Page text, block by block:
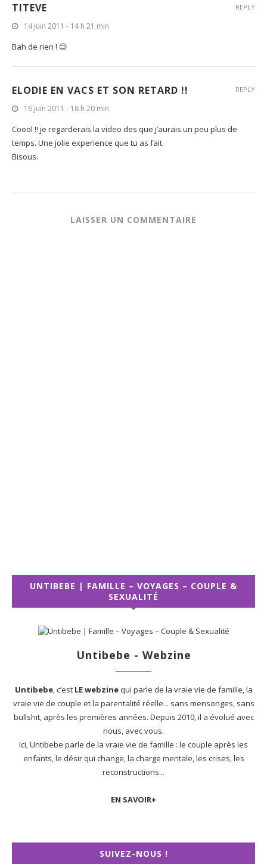
TITEVE
14 juin 2011 - 14 h 21 min
Bah de rien ! 😉
REPLY
ELODIE EN VACS ET SON RETARD !!
16 juin 2011 - 18 h 20 min
Coool !! je regarderais la video des que j’aurais un peu plus de
temps. Une jolie experience que tu as fait.
Bisous.
REPLY
LAISSER UN COMMENTAIRE
UNTIBEBE | FAMILLE – VOYAGES – COUPLE &
SEXUALITÉ
Untibebe - Webzine
Untibebe, c’est LE webzinequi parle de la vraie vie de famille, la
vraie vie de couple et la parentalité réelle... sans mensonges, sans
bullshit, après les premières années. Depuis 2010, il a évolué avec
nous, avec vous.
Ici, Untibebe parle de la vraie vie de famille : le couple après les
enfants, le désir qui change, la charge mentale, les crises, les
reconstructions...
EN SAVOIR+
SUIVEZ-NOUS !